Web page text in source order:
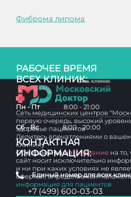
Фиброма липома
РАБОЧЕЕ ВРЕМЯ
ВСЕХ КЛИНИК:
Пн - Пт 8:00 - 21:00
Сб - Вс 8:00 - 20:00
КОНТАКТНАЯ
ИНФОРМАЦИЯ:
Единый номер для всех
+7 (499) 600-03-03
Сеть медицинских центров
первую очередь, высокий
здоровье пациентов
Делитесь впечатлениями о
клинику
Обращаем вашевнимание на
сайт носит исключительно
и ни при каких условиях не
офертой, определяемой
информация для пациентов